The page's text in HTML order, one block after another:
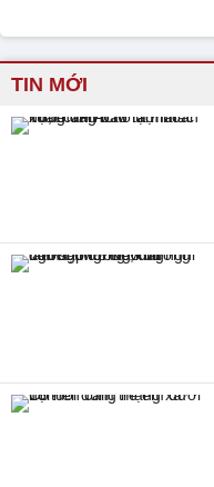
TIN MỚI